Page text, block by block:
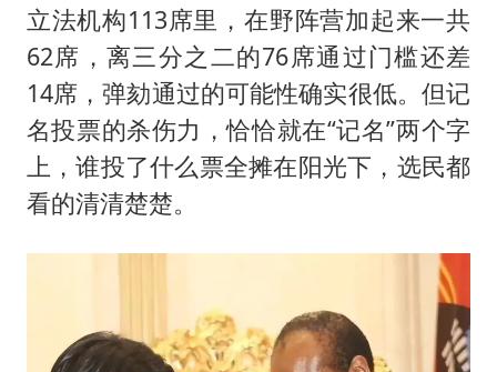
立法机构113席里，在野阵营加起来一共
62席，离三分之二的76席通过门槛还差
14席，弹劾通过的可能性确实很低。但记
名投票的杀伤力，恰恰就在“记名”两个字
上，谁投了什么票全摊在阳光下，选民都
看的清清楚楚。